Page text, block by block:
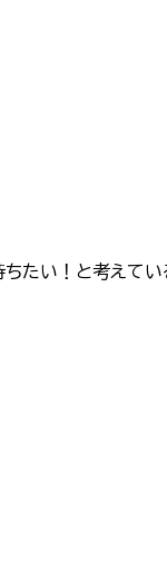
ちたい！と考えてい